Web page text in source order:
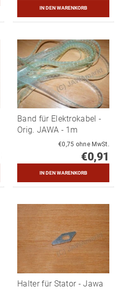
Band für Elektrokabel -
Orig. JAWA - 1m
€0,75 ohne MwSt.
€0,91
Halter für Stator - Jawa